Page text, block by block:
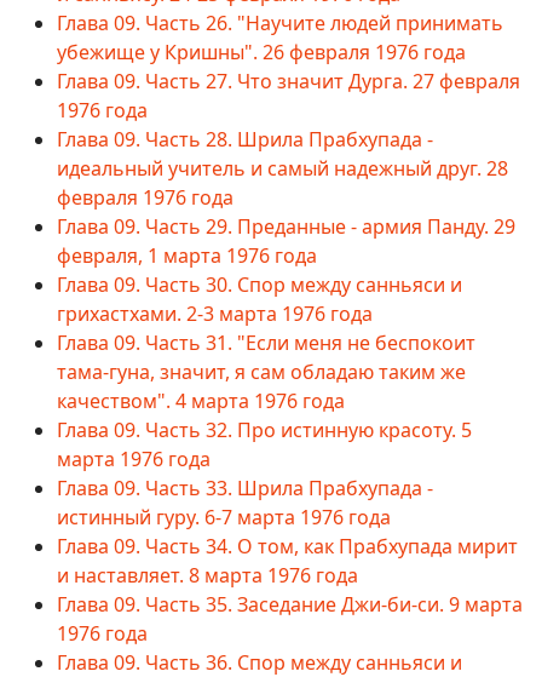
Глава 09. Часть 26. "Научите людей принимать
убежище у Кришны". 26 февраля 1976 года
Глава 09. Часть 27. Что значит Дурга. 27 февраля
1976 года
Глава 09. Часть 28. Шрила Прабхупада -
идеальный учитель и самый надежный друг. 28
февраля 1976 года
Глава 09. Часть 29. Преданные - армия Панду. 29
февраля, 1 марта 1976 года
Глава 09. Часть 30. Спор между санньяси и
грихастхами. 2-3 марта 1976 года
Глава 09. Часть 31. "Если меня не беспокоит
тама-гуна, значит, я сам обладаю таким же
качеством". 4 марта 1976 года
Глава 09. Часть 32. Про истинную красоту. 5
марта 1976 года
Глава 09. Часть 33. Шрила Прабхупада -
истинный гуру. 6-7 марта 1976 года
Глава 09. Часть 34. О том, как Прабхупада мирит
и наставляет. 8 марта 1976 года
Глава 09. Часть 35. Заседание Джи-би-си. 9 марта
1976 года
Глава 09. Часть 36. Спор между санньяси и